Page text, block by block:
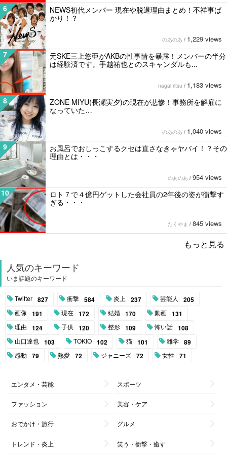
6
NEWS初代メンバー 現在や脱退理由まとめ！不祥事ば
かり！？
のあのあ / 1,229 views
7
元SKE三上悠亜がAKBの性事情を暴露！メンバーの半分
は経験済です。手越祐也とのスキャンダルも...
nagai ritsu / 1,183 views
8
ZONE MIYU(長瀬実夕)の現在が悲惨！事務所を解雇に
なっていた…
のあのあ / 1,040 views
9
お風呂でおしっこするクセは直さなきゃヤバイ！？その
理由とは・・・
のあのあ / 954 views
10
ロト７で４億円ゲットした会社員の2年後の姿が衝撃す
ぎる・・・
たくやま / 845 views
もっと見る
人気のキーワード
いま話題のキーワード
Twitter 827 衝撃 584 炎上 237 芸能人 205
画像 191 現在 172 結婚 170 動画 131
理由 124 子供 120 整形 109 怖い話 108
山口達也 103 TOKIO 102 猫 101 雑学 89
感動 79 熱愛 72 ジャニーズ 72 女性 71
エンタメ・芸能 スポーツ
ファッション 美容・ケア
おでかけ・旅行 グルメ
トレンド・炎上 笑う・衝撃・癒す